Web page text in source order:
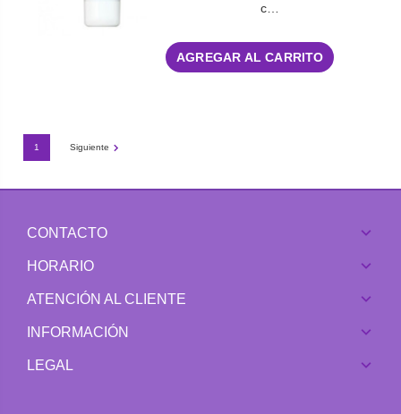
c…
AGREGAR AL CARRITO
1 Siguiente
CONTACTO
HORARIO
ATENCIÓN AL CLIENTE
INFORMACIÓN
LEGAL